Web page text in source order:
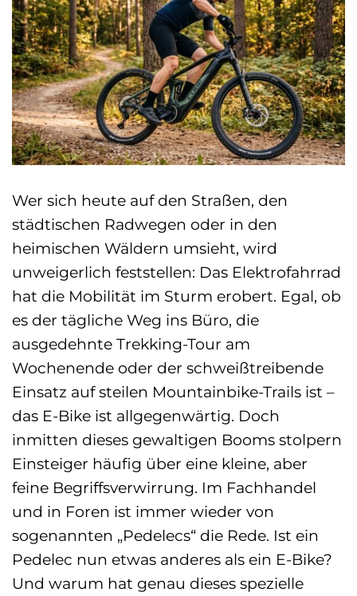
Wer sich heute auf den Straßen, den
städtischen Radwegen oder in den
heimischen Wäldern umsieht, wird
unweigerlich feststellen: Das Elektrofahrrad
hat die Mobilität im Sturm erobert. Egal, ob
es der tägliche Weg ins Büro, die
ausgedehnte Trekking-Tour am
Wochenende oder der schweißtreibende
Einsatz auf steilen Mountainbike-Trails ist –
das E-Bike ist allgegenwärtig. Doch
inmitten dieses gewaltigen Booms stolpern
Einsteiger häufig über eine kleine, aber
feine Begriffsverwirrung. Im Fachhandel
und in Foren ist immer wieder von
sogenannten „Pedelecs“ die Rede. Ist ein
Pedelec nun etwas anderes als ein E-Bike?
Und warum hat genau dieses spezielle